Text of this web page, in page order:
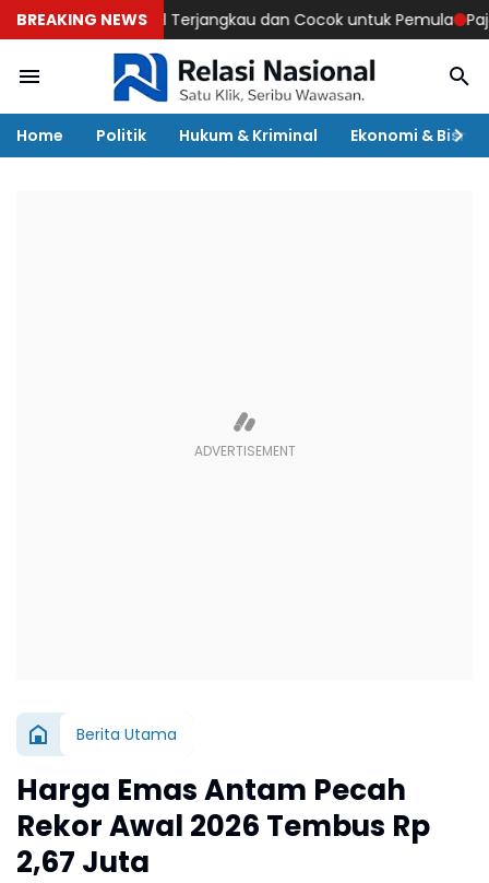
BREAKING NEWS
Modal Terjangkau dan Cocok untuk Pemula Pajak
Home Politik Hukum & Kriminal Ekonomi & Bisnis
Berita Utama
Harga Emas Antam Pecah
Rekor Awal 2026 Tembus Rp
2,67 Juta